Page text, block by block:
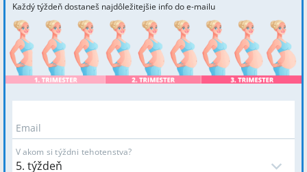
Každý týždeň dostaneš najdôležitejšie info do e-mailu
Email
V akom si týždni tehotenstva?